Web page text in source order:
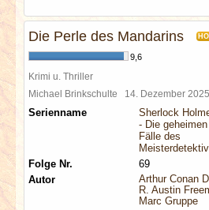
Die Perle des Mandarins
9,6
Krimi u. Thriller
Michael Brinkschulte 14. Dezember 2025
Serienname
Sherlock
- Die geheimen
Fälle des
Folge Nr.
69
Autor
Arthur Conan
R. Austin
Marc Gruppe